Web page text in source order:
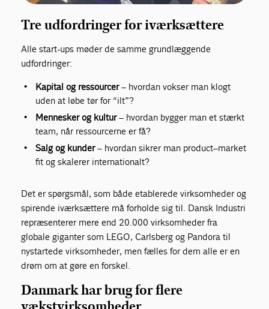
Tre udfordringer for iværksættere
Alle start-ups møder de samme grundlæggende
udfordringer:
Kapital og ressourcer– hvordan vokser man klogt
uden at løbe tør for “ilt”?
Mennesker og kultur– hvordan bygger man et stærkt
team, når ressourcerne er få?
Salg og kunder– hvordan sikrer man product–market
fit og skalerer internationalt?
Det er spørgsmål, som både etablerede virksomheder og
spirende iværksættere må forholde sig til. Dansk Industri
repræsenterer mere end 20.000 virksomheder fra
globale giganter som LEGO, Carlsberg og Pandora til
nystartede virksomheder, men fælles for dem alle er en
drøm om at gøre en forskel.
Danmark har brug for flere